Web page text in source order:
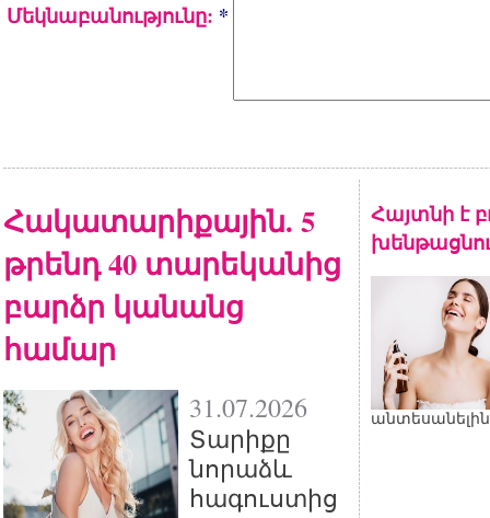
Մեկնաբանությունը: *
Հակատարիքային. 5
թրենդ 40 տարեկանից
բարձր կանանց
համար
31.07.2026
Տարիքը
նորաձև
հագուստից
Հայտնի է